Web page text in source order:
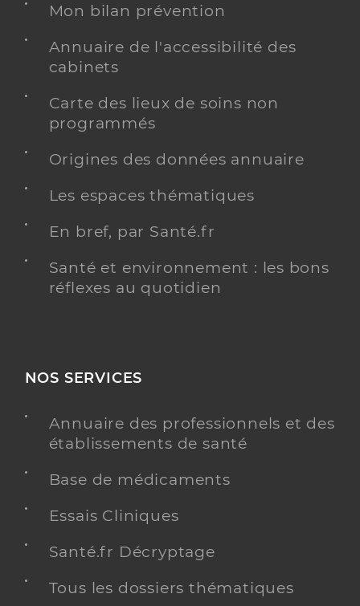
Mon bilan prévention
Annuaire de l'accessibilité des
cabinets
Carte des lieux de soins non
programmés
Origines des données annuaire
Les espaces thématiques
En bref, par Santé.fr
Santé et environnement : les bons
réflexes au quotidien
NOS SERVICES
Annuaire des professionnels et des
établissements de santé
Base de médicaments
Essais Cliniques
Santé.fr Décryptage
Tous les dossiers thématiques